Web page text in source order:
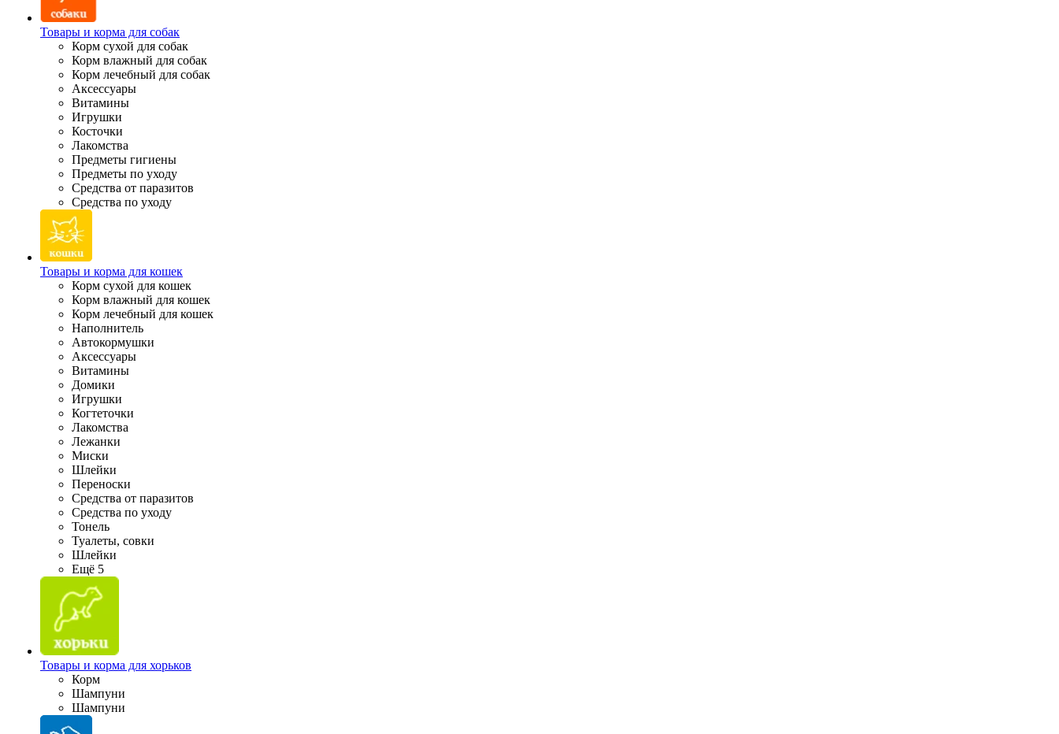
Товары и корма для собак
Корм сухой для собак
Корм влажный для собак
Корм лечебный для собак
Аксессуары
Витамины
Игрушки
Косточки
Лакомства
Предметы гигиены
Предметы по уходу
Средства от паразитов
Средства по уходу
Товары и корма для кошек
Корм сухой для кошек
Корм влажный для кошек
Корм лечебный для кошек
Наполнитель
Автокормушки
Аксессуары
Витамины
Домики
Игрушки
Когтеточки
Лакомства
Лежанки
Миски
Шлейки
Переноски
Средства от паразитов
Средства по уходу
Тонель
Туалеты, совки
Шлейки
Ещё 5
Товары и корма для хорьков
Корм
Шампуни
Шампуни